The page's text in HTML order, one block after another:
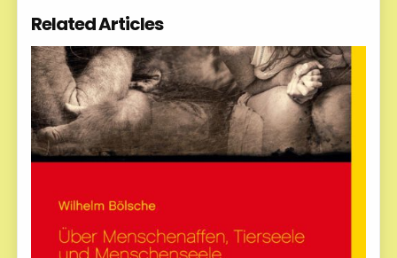
Related Articles